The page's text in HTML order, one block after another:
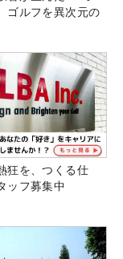
ゴルフを異次元の
狂を、つくる仕
ッフ募集中